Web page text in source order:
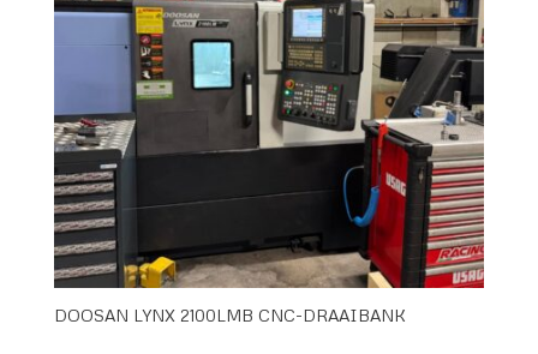
DOOSAN LYNX 2100LMB CNC-DRAAIBANK